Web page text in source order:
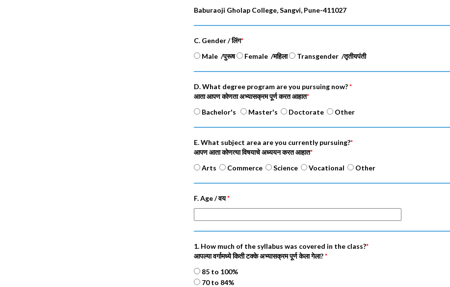
Baburaoji Gholap College, Sangvi, Pune-411027
C. Gender / लिंग*
Male /पुरूष
Female /महिला Transgender /तृतीयपंती
D. What degree program are you pursuing now?*
आता आपण कोणता अभ्यासक्रम पूर्ण करत आहात*
Bachelor's
Master's Doctorate Other
E. What subject area are you currently pursuing?*
आपण आता कोणत्या विषयाचे अध्ययन करत आहात*
Arts
Commerce Science Vocational Other
F. Age / वय*
1. How much of the syllabus was covered in the class?*
आपल्या वर्गामध्ये किती टक्के अभ्यासक्रम पूर्ण केला गेला?*
85 to 100%
70 to 84%